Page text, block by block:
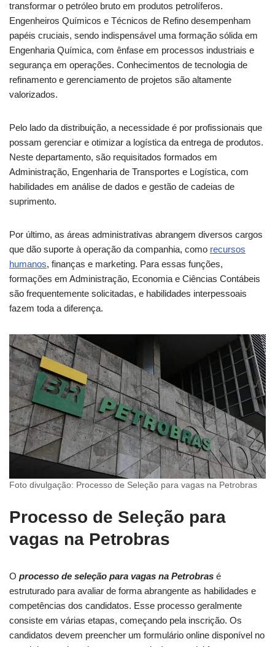
transformar o petróleo bruto em produtos petrolíferos.
Engenheiros Químicos e Técnicos de Refino desempenham
papéis cruciais, sendo indispensável uma formação sólida em
Engenharia Química, com ênfase em processos industriais e
segurança em operações. Conhecimentos de tecnologia de
refinamento e gerenciamento de projetos são altamente
valorizados.
Pelo lado da distribuição, a necessidade é por profissionais que
possam gerenciar e otimizar a logística da entrega de produtos.
Neste departamento, são requisitados formados em
Administração, Engenharia de Transportes e Logística, com
habilidades em análise de dados e gestão de cadeias de
suprimento.
Por último, as áreas administrativas abrangem diversos cargos
que dão suporte à operação da companhia, como recursos
humanos, finanças e marketing. Para essas funções,
formações em Administração, Economia e Ciências Contábeis
são frequentemente solicitadas, e habilidades interpessoais
fazem toda a diferença.
Foto divulgação: Processo de Seleção para vagas na Petrobras
Processo de Seleção para
vagas na Petrobras
O processo de seleção para vagas na Petrobras é
estruturado para avaliar de forma abrangente as habilidades e
competências dos candidatos. Esse processo geralmente
consiste em várias etapas, começando pela inscrição. Os
candidatos devem preencher um formulário online disponível no